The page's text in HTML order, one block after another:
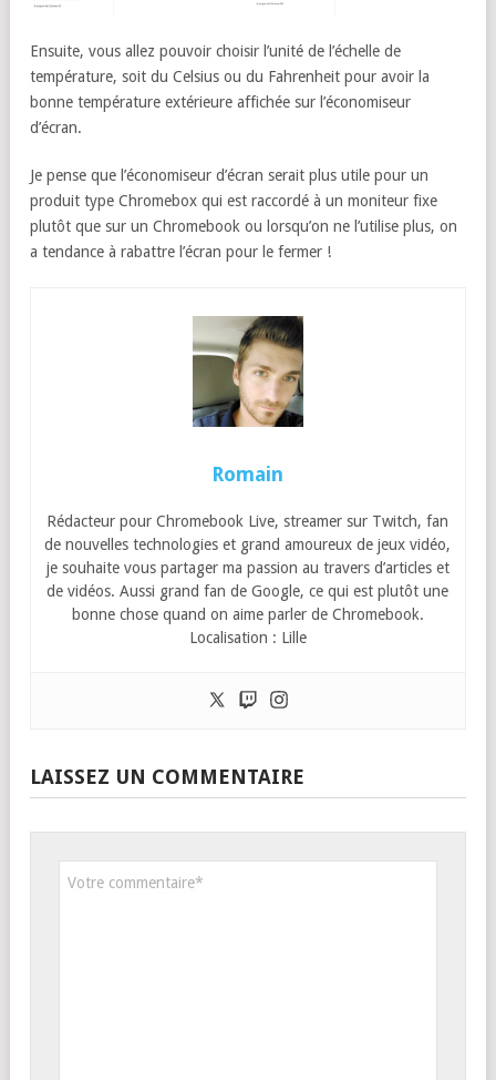
Ensuite, vous allez pouvoir choisir l’unité de l’échelle de
température, soit du Celsius ou du Fahrenheit pour avoir la
bonne température extérieure affichée sur l’économiseur
d’écran.
Je pense que l’économiseur d’écran serait plus utile pour un
produit type Chromebox qui est raccordé à un moniteur fixe
plutôt que sur un Chromebook ou lorsqu’on ne l’utilise plus, on
a tendance à rabattre l’écran pour le fermer !
Romain
Rédacteur pour Chromebook Live, streamer sur Twitch, fan
de nouvelles technologies et grand amoureux de jeux vidéo,
je souhaite vous partager ma passion au travers d’articles et
de vidéos. Aussi grand fan de Google, ce qui est plutôt une
bonne chose quand on aime parler de Chromebook.
Localisation : Lille
LAISSEZ UN COMMENTAIRE